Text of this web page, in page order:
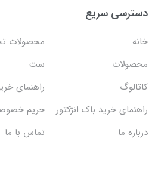
دسترسی سریع
خانه
محصولات
محصولات
ست
کاتالوگ
راهنمای
راهنمای خرید باک انژکتور
حریم
درباره ما
تماس با ما